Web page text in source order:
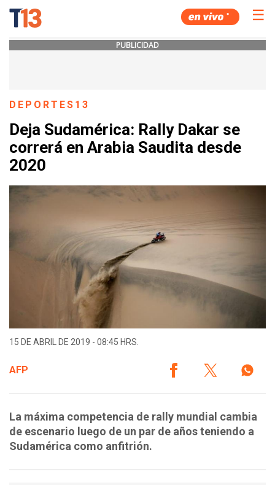
☰
PUBLICIDAD
DEPORTES13
Deja Sudamérica: Rally Dakar se
correrá en Arabia Saudita desde
2020
15 DE ABRIL DE 2019 - 08:45 HRS.
AFP
La máxima competencia de rally mundial cambia
de escenario luego de un par de años teniendo a
Sudamérica como anfitrión.